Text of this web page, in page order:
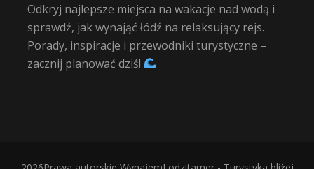
Odkryj najlepsze miejsca na wakacje nad wodą i
sprawdź, jak wynająć łódź na relaksujący rejs.
Porady, inspiracje i przewodniki turystyczne –
zacznij planować dziś!